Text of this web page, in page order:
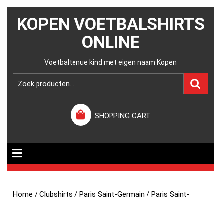
KOPEN VOETBALSHIRTS
ONLINE
Voetbaltenue kind met eigen naam Kopen
SHOPPING CART
Home /Clubshirts /Paris Saint-Germain / Paris Saint-